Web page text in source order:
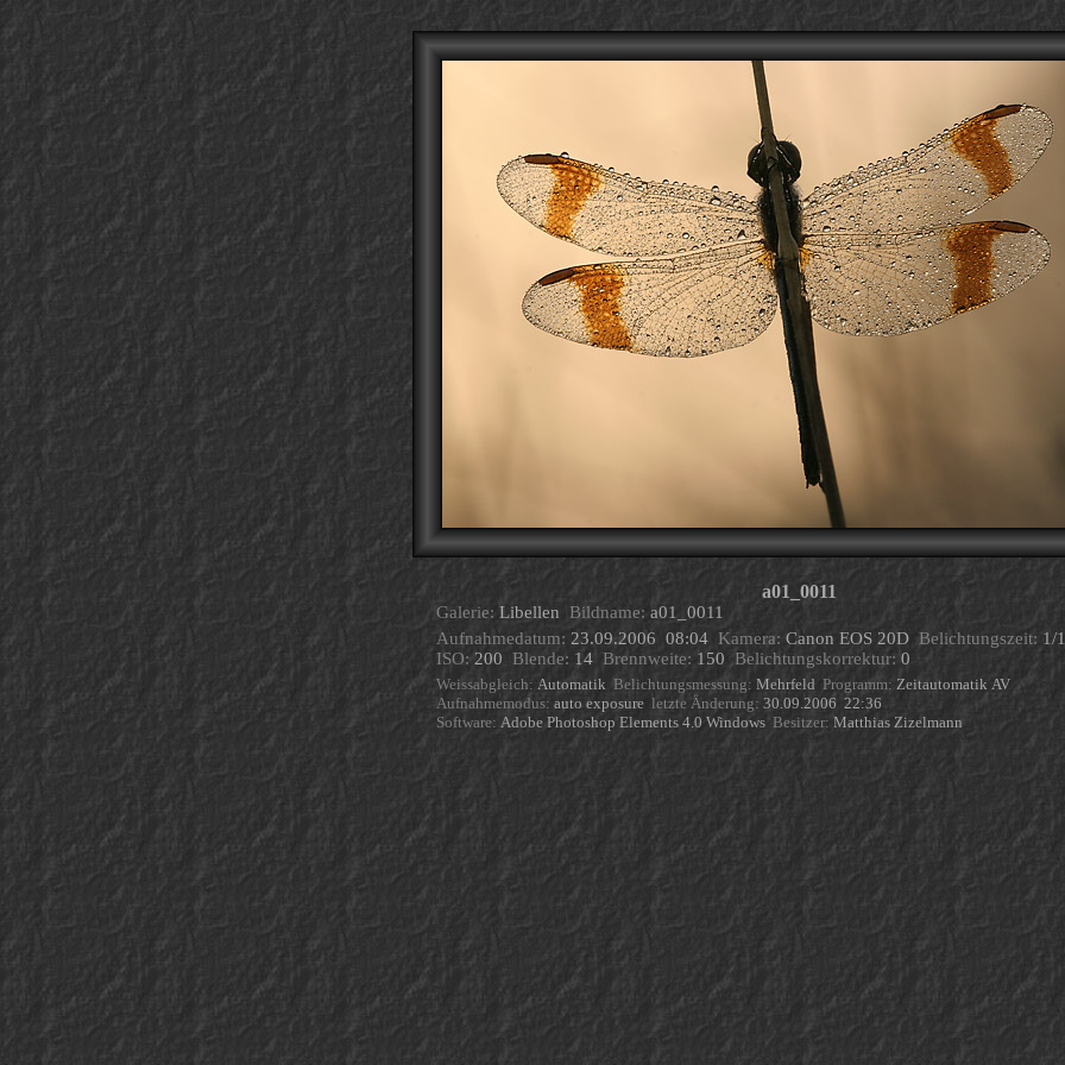
a01_0011
Galerie: Libellen Bildname: a01_0011
Aufnahmedatum: 23.09.2006 08:04 Kamera: Canon EOS 20D Belichtungszeit: 1/
ISO: 200 Blende: 14 Brennweite: 150 Belichtungskorrektur: 0
Weissabgleich: Automatik Belichtungsmessung: Mehrfeld Programm: Zeitautomatik AV
Aufnahmemodus: auto exposure letzte Änderung: 30.09.2006 22:36
Software: Adobe Photoshop Elements 4.0 Windows Besitzer: Matthias Zizelmann